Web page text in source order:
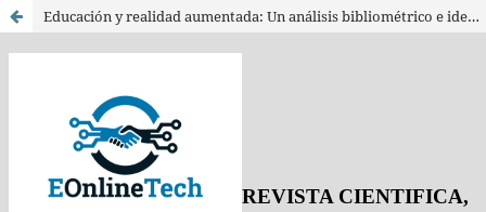
Educación y realidad aumentada: Un análisis bibliométrico e identificación de tendencias